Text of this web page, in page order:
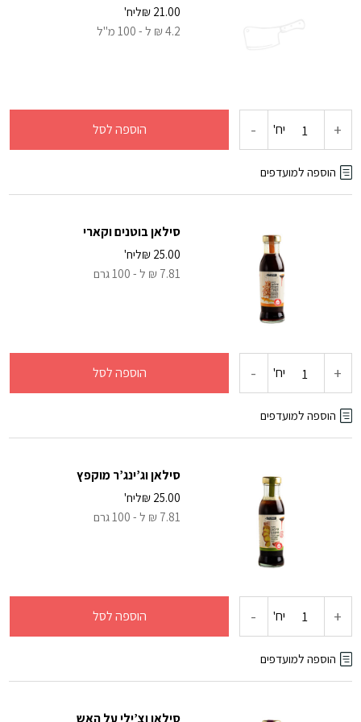
₪ 21.00
ליח'
4.2 ₪ ל - 100 מ"ל
+ כמות
של
יח' - הוספה לסל
הוספה למועדפים
סילאן בוטנים וקארי
₪ 25.00
ליח'
7.81 ₪ ל - 100 גרם
+ כמות
של
יח' - הוספה לסל
הוספה למועדפים
סילאן וג’ינג’ר מוקפץ
₪ 25.00
ליח'
7.81 ₪ ל - 100 גרם
+ כמות
של
יח' - הוספה לסל
הוספה למועדפים
סילאן וצ’ילי על האש